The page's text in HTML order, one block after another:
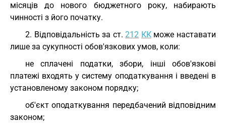
місяців до нового бюджетного року, набирають
чинності з його початку.
2. Відповідальність за ст.212 ККможе наставати
лише за сукупності обов'язкових умов, коли:
не сплачені податки, збори, інші обов'язкові
платежі входять у систему оподаткування і введені в
установленому законом порядку;
об'єкт оподаткування передбачений відповідним
законом;